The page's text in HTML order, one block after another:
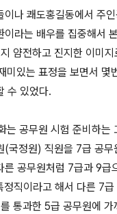
이나 쾌도홍길동에서 주
이라는 배우를 집중해서
얌전하고 진지한 이미
미있는 표정을 보면서 몇
수 있었다.
는 공무원 시험 준비하는
(국정원) 직원을 7급 공무
른 공무원처럼 7급과 9급
직이라고 해서 다른 7
통과한 5급 공무원에 가